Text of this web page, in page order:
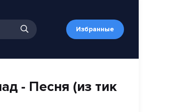
Избранные
- Песня (из тик